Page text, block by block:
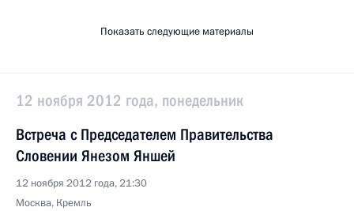
Показать следующие материалы
12 ноября 2012 года, понедельник
Встреча с Председателем Правительства
Словении Янезом Яншей
12 ноября 2012 года, 21:30
Москва, Кремль